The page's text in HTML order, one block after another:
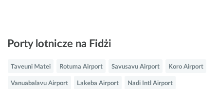
Porty lotnicze na Fidżi
Taveuni Matei Rotuma Airport Savusavu Airport Koro Airport
Vanuabalavu Airport Lakeba Airport Nadi Intl Airport